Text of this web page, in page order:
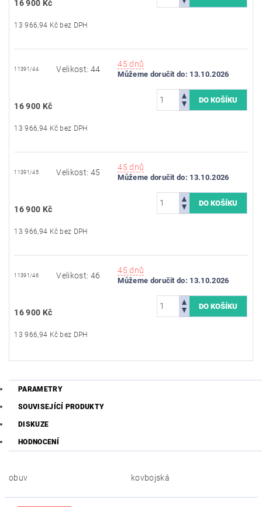
16 900 Kč
13 966,94 Kč bez DPH
11391/44 Velikost: 44
45 dnů
Můžeme doručit do: 13.10.2026
16 900 Kč
13 966,94 Kč bez DPH
11391/45 Velikost: 45
45 dnů
Můžeme doručit do: 13.10.2026
16 900 Kč
13 966,94 Kč bez DPH
11391/46 Velikost: 46
45 dnů
Můžeme doručit do: 13.10.2026
16 900 Kč
13 966,94 Kč bez DPH
PARAMETRY
SOUVISEJÍCÍ PRODUKTY
DISKUZE
HODNOCENÍ
obuv kovbojská